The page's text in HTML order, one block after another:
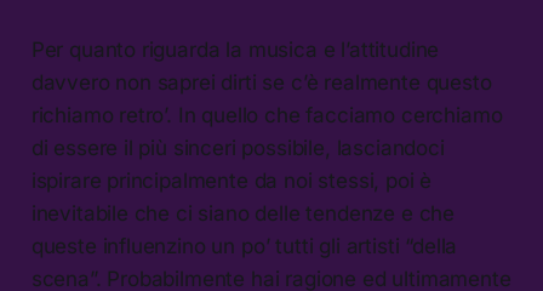
Per quanto riguarda la musica e l’attitudine
davvero non saprei dirti se c’è realmente questo
richiamo retro’. In quello che facciamo cerchiamo
di essere il più sinceri possibile, lasciandoci
ispirare principalmente da noi stessi, poi è
inevitabile che ci siano delle tendenze e che
queste influenzino un po’ tutti gli artisti “della
scena”. Probabilmente hai ragione ed ultimamente